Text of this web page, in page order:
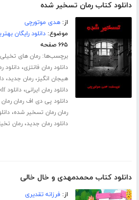
دانلود کتاب رمان تسخیر شده
از:هدی موتورچی
موضوع:دانلود رایگان
۶۶۵ صفحه
برچسب‌ها:رمان های تخیلی
دانلود رمان فانتزی،دانلود
هیجان انگیز،رمان جدید،
دانلود رمان ایرانی،دانلود pdf رمان رمان تسخیر شده
دانلود پی دی اف رمان
رمان رمان تسخیر شده،
دانلود رمان جدید،رمان
دانلود کتاب محمدمهدی و خال خالی
از:فرزانه تقدیری